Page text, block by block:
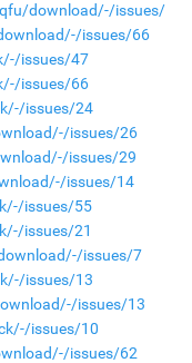
download/-/issues/
issues/66
issues/47
issues/66
issues/24
issues/26
issues/29
issues/14
issues/55
issues/21
issues/7
issues/13
issues/13
issues/10
issues/62